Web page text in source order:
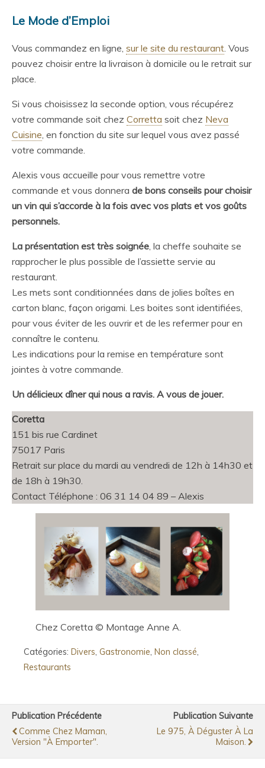
Le Mode d’Emploi
Vous commandez en ligne, sur le site du restaurant. Vous
pouvez choisir entre la livraison à domicile ou le retrait sur
place.
Si vous choisissez la seconde option, vous récupérez
votre commande soit chez Corretta soit chez Neva
Cuisine, en fonction du site sur lequel vous avez passé
votre commande.
Alexis vous accueille pour vous remettre votre
commande et vous donnera de bons conseils pour choisir
un vin qui s’accorde à la fois avec vos plats et vos goûts
personnels.
La présentation est très soignée, la cheffe souhaite se
rapprocher le plus possible de l’assiette servie au
restaurant.
Les mets sont conditionnées dans de jolies boîtes en
carton blanc, façon origami. Les boites sont identifiées,
pour vous éviter de les ouvrir et de les refermer pour en
connaître le contenu.
Les indications pour la remise en température sont
jointes à votre commande.
Un délicieux dîner qui nous a ravis. A vous de jouer.
Coretta
151 bis rue Cardinet
75017 Paris
Retrait sur place du mardi au vendredi de 12h à 14h30 et
de 18h à 19h30.
Contact Téléphone : 06 31 14 04 89 – Alexis
Chez Coretta © Montage Anne A.
Catégories: Divers, Gastronomie, Non classé,
Restaurants
Publication Précédente
Comme Chez Maman,
Version "à Emporter".
Publication Suivante
Le 975, À Déguster À La
Maison.